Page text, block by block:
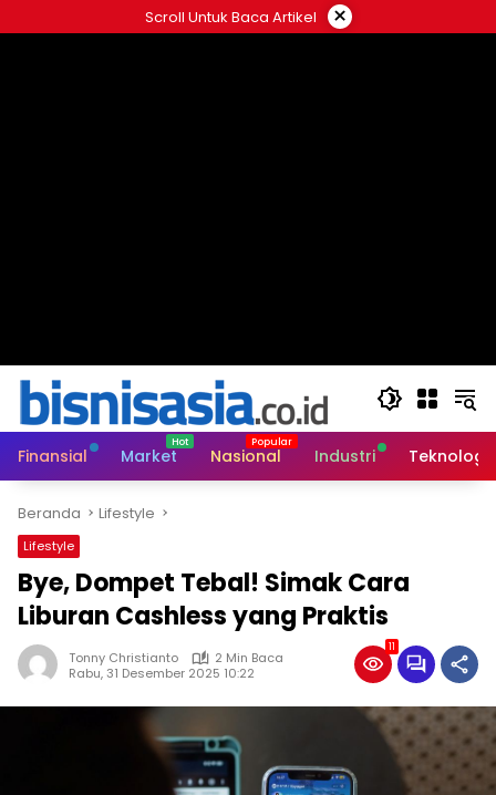
ke
Scroll Untuk Baca Artikel ×
Finansial Market Nasional Industri Teknologi
Beranda Lifestyle
Lifestyle
Bye, Dompet Tebal! Simak Cara
Liburan Cashless yang Praktis
Tonny Christianto
2 Min Baca
Rabu, 31 Desember 2025 10:22
11